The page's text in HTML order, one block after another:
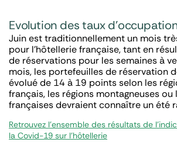
Evolution des taux
Juin est traditionnellement un mois
pour l’hôtellerie française, tant en
de réservations pour les semaines à
mois, les portefeuilles de réservation
évolué de 14 à 19 points selon les
français, les régions montagneuses ou
françaises devraient connaître un été
Retrouvez l’ensemble des résultats de
la Covid-19 sur l’hôtellerie